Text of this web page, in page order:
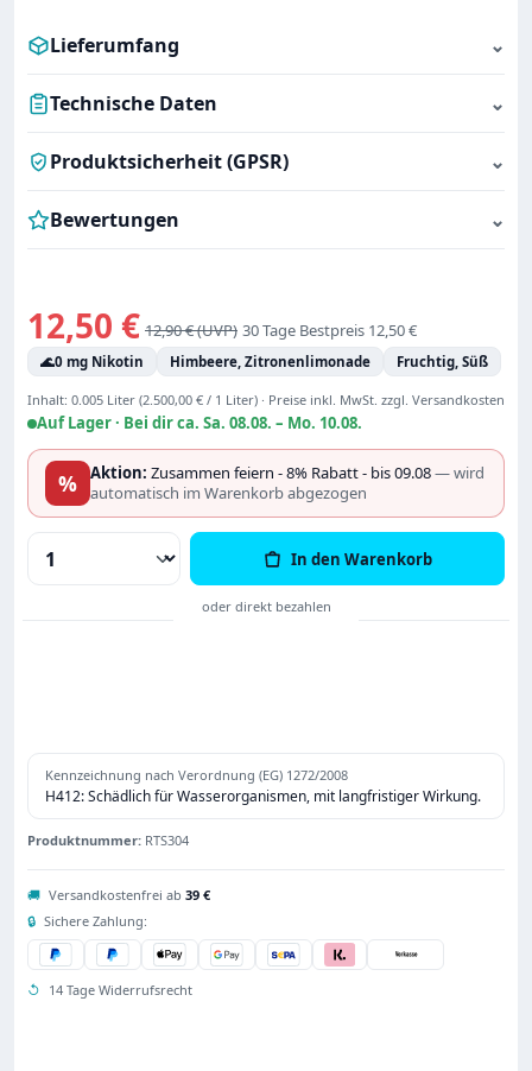
Lieferumfang ⌄
Technische Daten ⌄
Produktsicherheit (GPSR) ⌄
Bewertungen ⌄
Verkaufspreis:
12,50 € Regulärer Preis:
12,90 € 30 Tage Bestpreis 12,50 €
🌊0 mg Nikotin Himbeere, Zitronenlimonade Fruchtig, Süß
Inhalt: 0.005 Liter (2.500,00 € / 1 Liter) · Preise inkl. MwSt. zzgl. Versandkosten
Auf Lager · Bei dir ca. Sa. 08.08. – Mo. 10.08.
% Aktion: Zusammen feiern - 8% Rabatt - bis 09.08— wird
automatisch im Warenkorb abgezogen
Produkt Anzahl: Gib den gewünschten
In den Warenkorb
Kennzeichnung nach Verordnung (EG) 1272/2008
H412: Schädlich für Wasserorganismen, mit langfristiger Wirkung.
Produktnummer: RTS304
🚚 Versandkostenfrei ab 39 €
🔒 Sichere Zahlung:
↺ 14 Tage Widerrufsrecht